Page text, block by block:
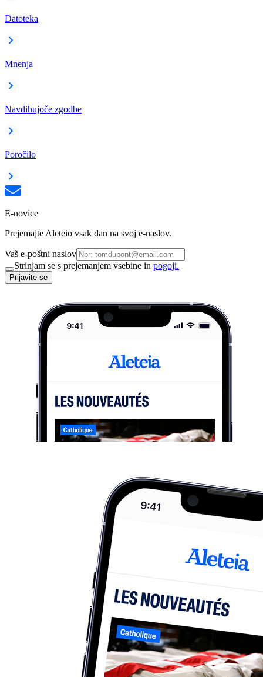
Datoteka
Mnenja
Navdihujoče zgodbe
Poročilo
E-novice
Prejemajte Aleteio vsak dan na svoj e-naslov.
Vaš e-poštni naslov
Strinjam se s prejemanjem vsebine in pogoji.
Prijavite se